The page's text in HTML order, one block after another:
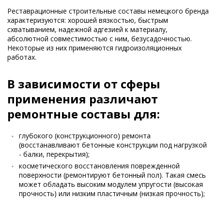
Реставрационные строительные составы немецкого бренда
характеризуются: хорошей вязкостью, быстрым
схватыванием, надежной адгезией к материалу,
абсолютной совместимостью с ним, безусадочностью.
Некоторые из них применяются гидроизоляционных
работах.
В зависимости от сферы
применения различают
ремонтные составы для:
глубокого (конструкционного) ремонта
(восстанавливают бетонные конструкции под нагрузкой
- балки, перекрытия);
косметического восстановления поврежденной
поверхности (ремонтируют бетонный пол). Такая смесь
может обладать высоким модулем упругости (высокая
прочность) или низким пластичным (низкая прочность);